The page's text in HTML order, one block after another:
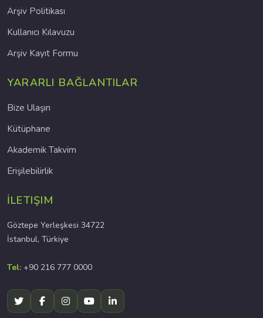
Arşiv Politikası
Kullanıcı Kılavuzu
Arşiv Kayıt Formu
YARARLI BAĞLANTILAR
Bize Ulaşın
Kütüphane
Akademik Takvim
Erişilebilirlik
İLETIŞIM
Göztepe Yerleşkesi 34722
İstanbul, Türkiye
Tel: +90 216 777 0000